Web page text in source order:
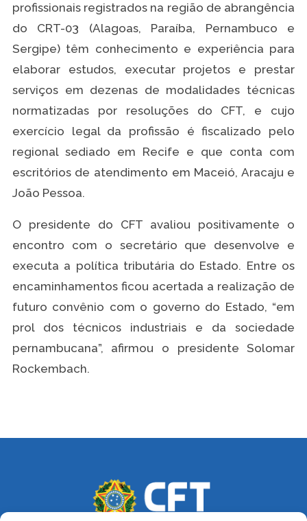
profissionais registrados na região de abrangência
do CRT-03 (Alagoas, Paraíba, Pernambuco e
Sergipe) têm conhecimento e experiência para
elaborar estudos, executar projetos e prestar
serviços em dezenas de modalidades técnicas
normatizadas por resoluções do CFT, e cujo
exercício legal da profissão é fiscalizado pelo
regional sediado em Recife e que conta com
escritórios de atendimento em Maceió, Aracaju e
João Pessoa.
O presidente do CFT avaliou positivamente o
encontro com o secretário que desenvolve e
executa a política tributária do Estado. Entre os
encaminhamentos ficou acertada a realização de
futuro convênio com o governo do Estado, “em
prol dos técnicos industriais e da sociedade
pernambucana”, afirmou o presidente Solomar
Rockembach.